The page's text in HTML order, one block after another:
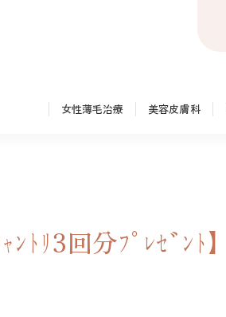
女性薄毛治療 美容皮膚科
ﾄﾘ3回分ﾌﾟﾚｾﾞﾝﾄ】